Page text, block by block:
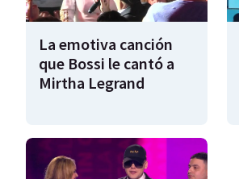
La emotiva canción
que Bossi le cantó a
Mirtha Legrand